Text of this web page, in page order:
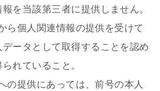
を当該第三者に提供しません。
ら個人関連情報の提供を受けて
ータとして取得することを認め
れていること。
の提供にあっては、前号の本人